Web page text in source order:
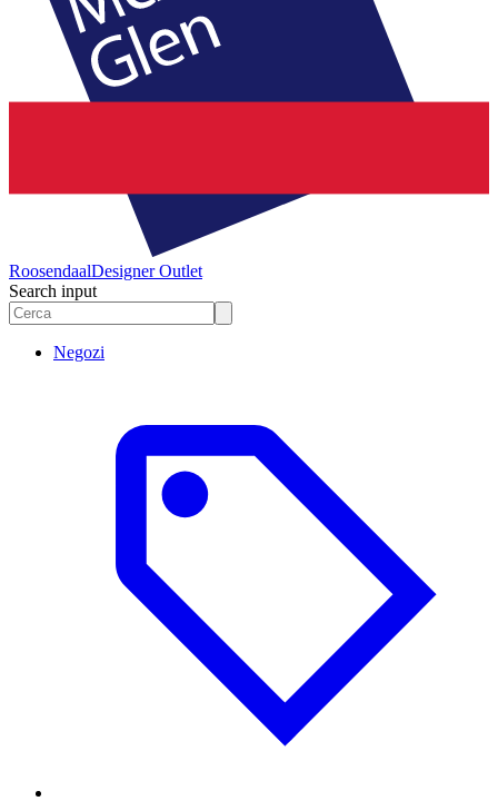
RoosendaalDesigner Outlet
Search input
Negozi